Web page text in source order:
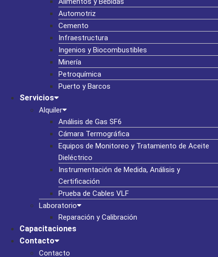
Automotriz
Cemento
Infraestructura
Ingenios y Biocombustibles
Minería
Petroquímica
Puerto y Barcos
Servicios
Alquiler
Análisis de Gas SF6
Cámara Termográfica
Equipos de Monitoreo y Tratamiento de Aceite
Dieléctrico
Instrumentación de Medida, Análisis y
Certificación
Prueba de Cables VLF
Laboratorio
Reparación y Calibración
Capacitaciones
Contacto
Contacto